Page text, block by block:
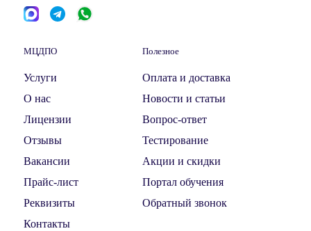
МЦДПО
Услуги
О нас
Лицензии
Отзывы
Вакансии
Прайс-лист
Реквизиты
Контакты
Полезное
Оплата и доставка
Новости и статьи
Вопрос-ответ
Тестирование
Акции и скидки
Портал обучения
Обратный звонок